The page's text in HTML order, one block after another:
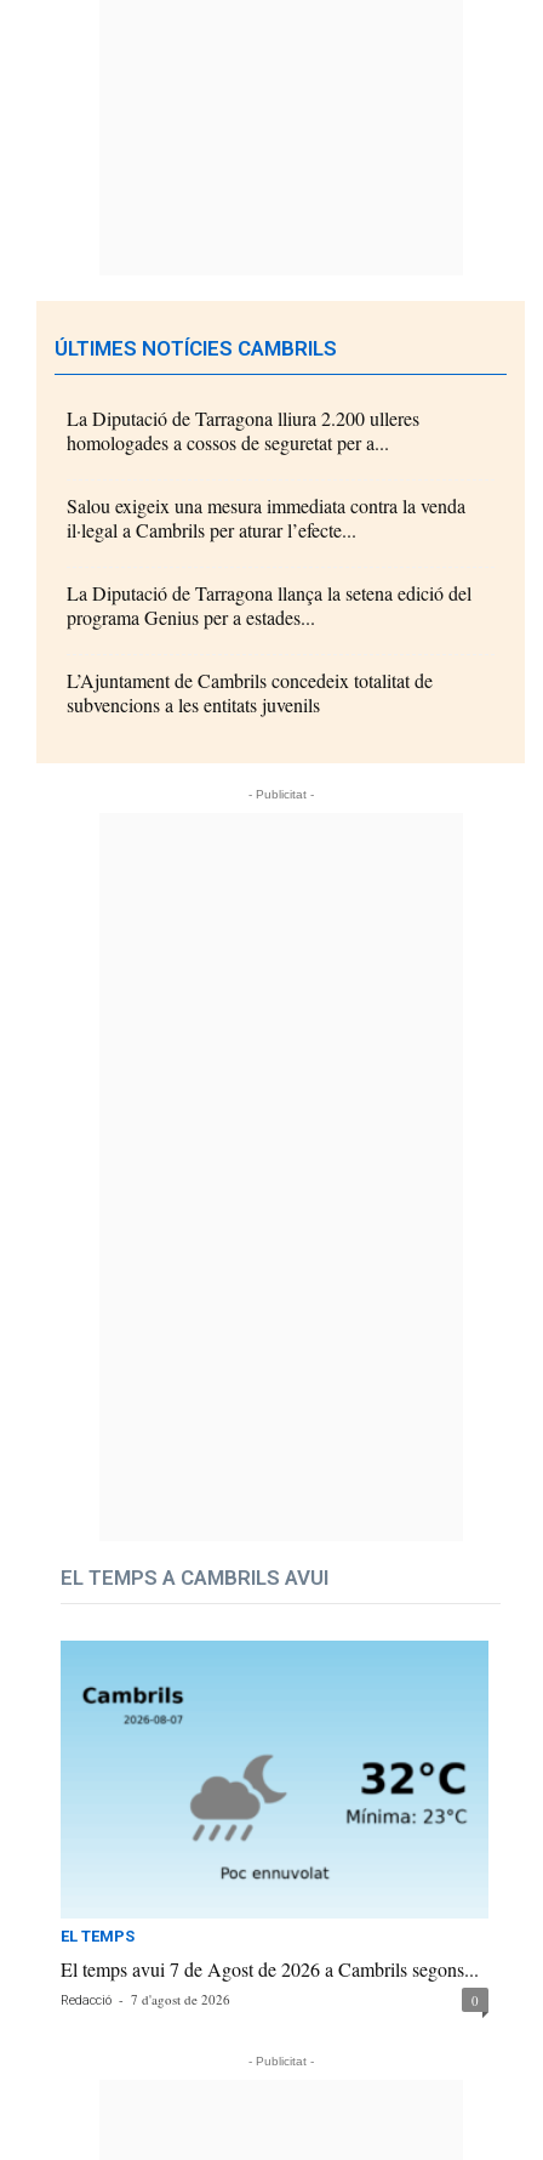
ÚLTIMES NOTÍCIES CAMBRILS
La Diputació de Tarragona lliura 2.200 ulleres
homologades a cossos de seguretat per a...
Salou exigeix una mesura immediata contra la venda
il·legal a Cambrils per aturar l’efecte...
La Diputació de Tarragona llança la setena edició del
programa Genius per a estades...
L’Ajuntament de Cambrils concedeix totalitat de
subvencions a les entitats juvenils
- Publicitat -
EL TEMPS A CAMBRILS AVUI
EL TEMPS
El temps avui 7 de Agost de 2026 a Cambrils segons...
Redacció - 7 d'agost de 2026 0
- Publicitat -